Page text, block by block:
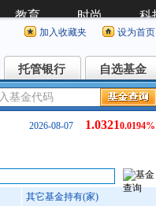
加入收藏夹 设为首页
托管银行
托管银行 自选基金
自选基金
2026-08-07 1.03210.0194%
其它基金持有(家)